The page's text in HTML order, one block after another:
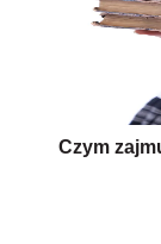
Czym